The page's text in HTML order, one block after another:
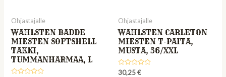
Ohjastajalle
WAHLSTEN BADDE
MIESTEN SOFTSHELL
TAKKI,
TUMMANHARMAA, L
Ohjastajalle
WAHLSTEN CARLETON
MIESTEN T-PAITA,
MUSTA, 56/XXL
Rated
30,25€